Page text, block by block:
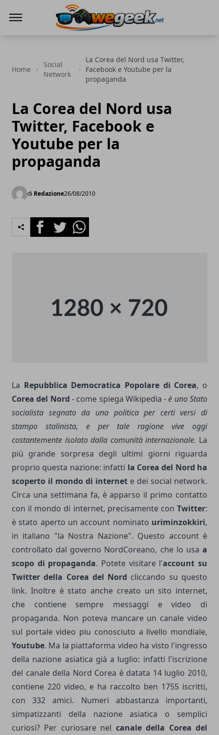
Home
Social
Network
La Corea del Nord usa Twitter,
Facebook e Youtube per la
propaganda
La Corea del Nord usa
Twitter, Facebook e
Youtube per la
propaganda
di Redazione26/08/2010
FacebookTwitterWhatsapp
La Repubblica Democratica Popolare di Corea, o
Corea del Nord - come spiega Wikipedia -è uno Stato
socialista segnato da una politica per certi versi di
stampo stalinista, e per tale ragione vive oggi
costantemente isolato dalla comunità internazionale. La
più grande sorpresa degli ultimi giorni riguarda
proprio questa nazione: infatti la Corea del Nord ha
scoperto il mondo di internet e dei social network.
Circa una settimana fa, è apparso il primo contatto
con il mondo di internet, precisamente con Twitter:
è stato aperto un account nominato uriminzokkiri,
in italiano "la Nostra Nazione". Questo account è
controllato dal governo NordCoreano, che lo usa a
scopo di propaganda. Potete visitare l'account su
Twitter della Corea del Nord cliccando su questo
link. Inoltre è stato anche creato un sito internet,
che contiene sempre messaggi e video di
propaganda. Non poteva mancare un canale video
sul portale video piu conosciuto a livello mondiale,
Youtube. Ma la piattaforma video ha visto l'ingresso
della nazione asiatica già a luglio: infatti l'iscrizione
del canale della Nord Corea è datata 14 luglio 2010,
contiene 220 video, e ha raccolto ben 1755 iscritti,
con 332 amici. Numeri abbastanza importanti,
simpatizzanti della nazione asiatica o semplici
curiosi? Per curiosare nel canale della Corea del